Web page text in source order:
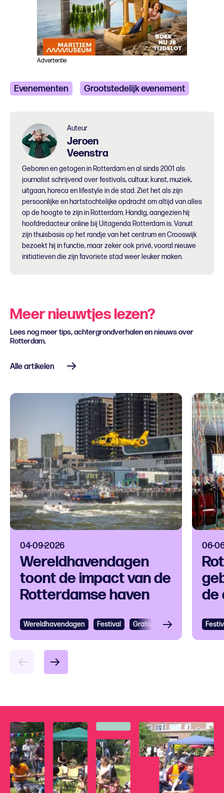
Advertentie
Evenementen Grootstedelijk evenement
Auteur
Jeroen
Veenstra
Geboren en getogen in Rotterdam en al sinds 2001 als
journalist schrijvend over festivals, cultuur, kunst, muziek,
uitgaan, horeca en lifestyle in de stad. Ziet het als zijn
persoonlijke en hartstochtelijke opdracht om altijd van alles
op de hoogte te zijn in Rotterdam. Handig, aangezien hij
hoofdredacteur online bij Uitagenda Rotterdam is. Vanuit
zijn thuisbasis op het randje van het centrum en Crooswijk
bezoekt hij in functie, maar zeker ook privé, vooral nieuwe
initiatieven die zijn favoriete stad weer leuker maken.
Meer nieuwtjes lezen?
Lees nog meer tips, achtergrondverhalen en nieuws over
Rotterdam.
Alle artikelen
04-09-2026
Wereldhavendagen
toont de impact van de
Rotterdamse haven
Wereldhavendagen Festival Gratis Festival
06-
de